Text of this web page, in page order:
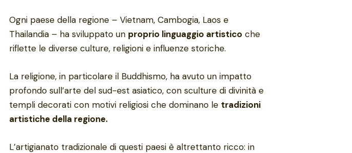
Ogni paese della regione – Vietnam, Cambogia, Laos e
Thailandia – ha sviluppato un proprio linguaggio artistico che
riflette le diverse culture, religioni e influenze storiche.
La religione, in particolare il Buddhismo, ha avuto un impatto
profondo sull’arte del sud-est asiatico, con sculture di divinità e
templi decorati con motivi religiosi che dominano le tradizioni
artistiche della regione.
L’artigianato tradizionale di questi paesi è altrettanto ricco: in